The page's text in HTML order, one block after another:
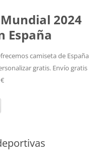
2024
España
camiseta de España
gratis. Envío gratis